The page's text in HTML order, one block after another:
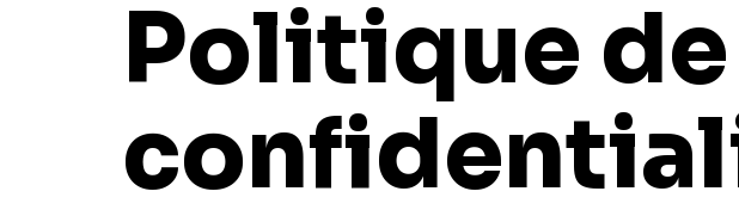
Politique de